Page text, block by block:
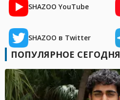
SHAZOO YouTube
SHAZOO в Twitter
ПОПУЛЯРНОЕ СЕГОДНЯ